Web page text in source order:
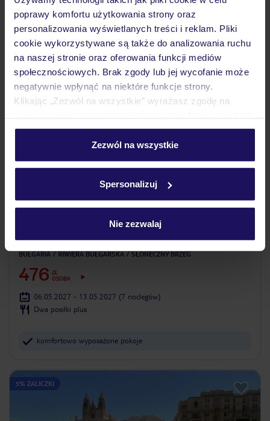
poprawy komfortu użytkowania strony oraz
personalizowania wyświetlanych treści i reklam. Pliki
cookie wykorzystywane są także do analizowania ruchu
na naszej stronie oraz oferowania funkcji mediów
społecznościowych. Brak zgody lub jej wycofanie może
negatywnie wpłynąć na niektóre funkcje strony.
Klikając „Zezwól na wszystkie” wyrażasz zgodę na
personalizować swój wybór wchodząc w zakładkę
Szczegółowe informacje o plikach cookie znajdziesz
Zezwól na wszystkie
Spersonalizuj
Nie zezwalaj
21.10.2026 - 28.10.2026 (7 noclegów)
Bez wyżywienia
3.9/5
Hotel Lion Sunny Beach
BUŁGARIA RIWIERA BUŁGARSKA SŁONECZNY BRZEG
476 ZŁ
OSOBA
06.05.2027 - 13.05.2027 (7 noclegów)
Dwa posiłki plus
komfortowo wyposażone pokoje
5% ZALICZKI